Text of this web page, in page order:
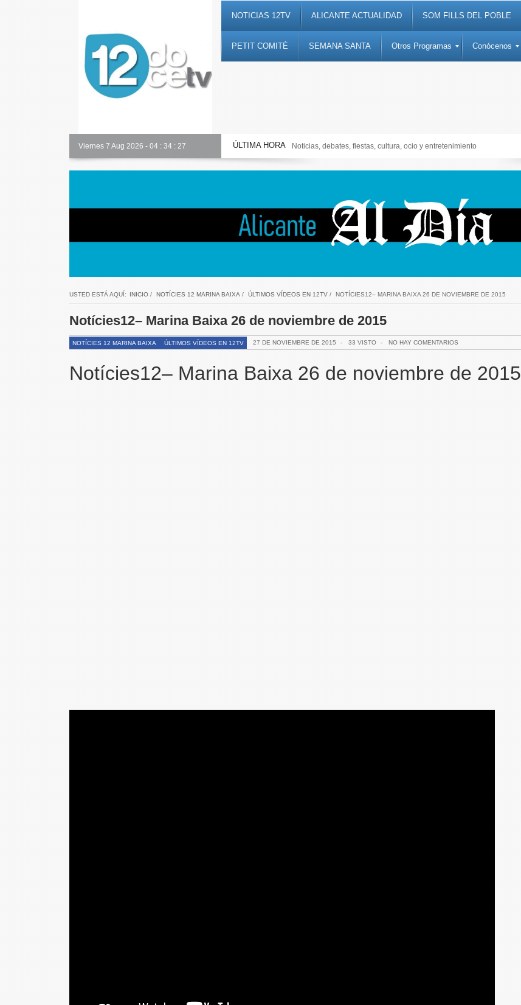
NOTICIAS 12TV ALICANTE ACTUALIDAD SOM FILLS DEL POBLE
PETIT COMITÉ SEMANA SANTA Otros Programas Conócenos
Viernes 7 Aug 2026 - 04 : 34 : 28 ÚLTIMA HORA
Toda la información al instante en 𝟭𝟮𝗲𝗻𝗱𝗶𝗴𝗶𝘁𝗮𝗹.𝗲𝘀 Noticias, debates, fiestas, cultura, ocio y entretenimiento
USTED ESTÁ AQUÍ: INICIO/ NOTÍCIES 12 MARINA BAIXA / ÚLTIMOS VÍDEOS EN 12TV/ NOTÍCIES12– MARINA BAIXA 26 DE NOVIEMBRE DE 2015
Notícies12– Marina Baixa 26 de noviembre de 2015
NOTÍCIES 12 MARINA BAIXA ÚLTIMOS VÍDEOS EN 12TV 27 DE NOVIEMBRE DE 2015 - 33 VISTO - NO HAY COMENTARIOS
Notícies12– Marina Baixa 26 de noviembre de 2015